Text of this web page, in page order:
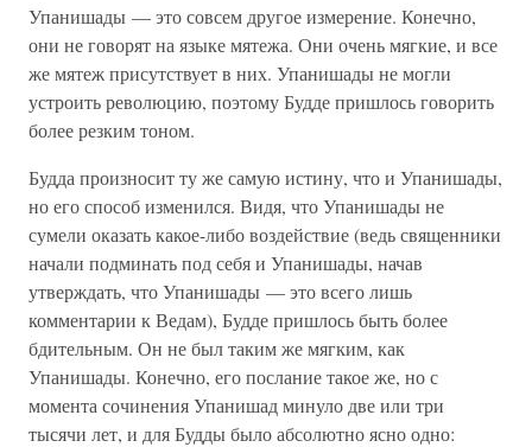
Упанишады — это совсем другое измерение. Конечно,
они не говорят на языке мятежа. Они очень мягкие, и все
же мятеж присутствует в них. Упанишады не могли
устроить революцию, поэтому Будде пришлось говорить
более резким тоном.
Будда произносит ту же самую истину, что и Упанишады,
но его способ изменился. Видя, что Упанишады не
сумели оказать какое-либо воздействие (ведь священники
начали подминать под себя и Упанишады, начав
утверждать, что Упанишады — это всего лишь
комментарии к Ведам), Будде пришлось быть более
бдительным. Он не был таким же мягким, как
Упанишады. Конечно, его послание такое же, но с
момента сочинения Упанишад минуло две или три
тысячи лет, и для Будды было абсолютно ясно одно: